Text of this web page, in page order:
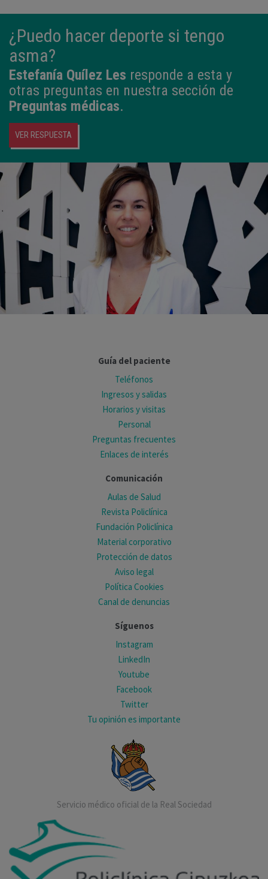
¿Puedo hacer deporte si tengo
asma?
Estefanía Quílez Les responde a esta y
otras preguntas en nuestra sección de
Preguntas médicas.
VER RESPUESTA
Guía del paciente
Teléfonos
Ingresos y salidas
Horarios y visitas
Personal
Preguntas frecuentes
Enlaces de interés
Comunicación
Aulas de Salud
Revista Policlínica
Fundación Policlínica
Material corporativo
Protección de datos
Aviso legal
Política Cookies
Canal de denuncias
Síguenos
Instagram
LinkedIn
Youtube
Facebook
Twitter
Tu opinión es importante
Servicio médico oficial de la Real Sociedad